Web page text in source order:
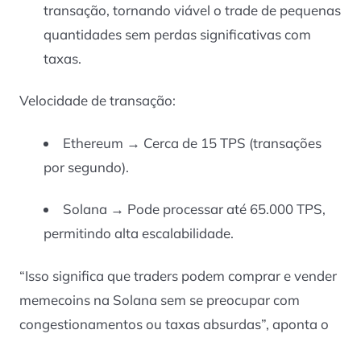
transação, tornando viável o trade de pequenas
quantidades sem perdas significativas com
taxas.
Velocidade de transação:
Ethereum → Cerca de 15 TPS (transações
por segundo).
Solana → Pode processar até 65.000 TPS,
permitindo alta escalabilidade.
“Isso significa que traders podem comprar e vender
memecoins na Solana sem se preocupar com
congestionamentos ou taxas absurdas”, aponta o